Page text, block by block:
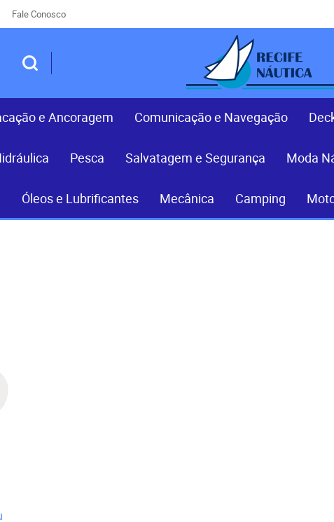
Fale Conosco
e Ancoragem Comunicação e Navegação
Pesca Salvatagem e Segurança Moda
Óleos e Lubrificantes Mecânica Camping